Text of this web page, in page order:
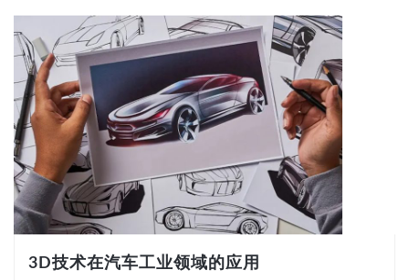
3D技术在汽车工业领域的应用